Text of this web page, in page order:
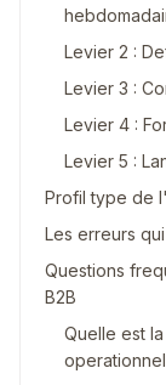
Levier 2 :
Levier 3 :
Levier 4 :
Levier 5 :
Profil type de
Les erreurs
Questions
B2B
Quelle est